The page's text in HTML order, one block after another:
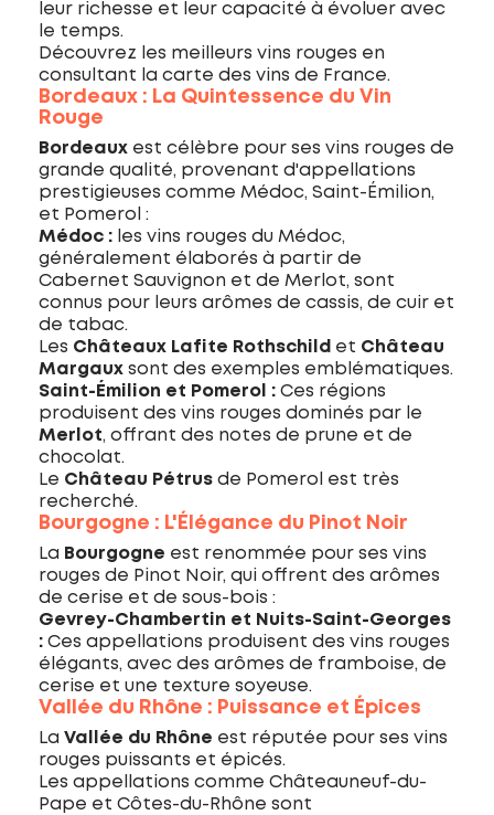
leur richesse et leur capacité à évoluer avec
le temps.
Découvrez les meilleurs vins rouges en
consultant la carte des vins de France.
Bordeaux : La Quintessence du Vin
Rouge
Bordeaux est célèbre pour ses vins rouges de
grande qualité, provenant d'appellations
prestigieuses comme Médoc, Saint-Émilion,
et Pomerol :
Médoc : les vins rouges du Médoc,
généralement élaborés à partir de
Cabernet Sauvignon et de Merlot, sont
connus pour leurs arômes de cassis, de cuir et
de tabac.
Les Châteaux Lafite Rothschild et Château
Margaux sont des exemples emblématiques.
Saint-Émilion et Pomerol : Ces régions
produisent des vins rouges dominés par le
Merlot, offrant des notes de prune et de
chocolat.
Le Château Pétrus de Pomerol est très
recherché.
Bourgogne : L'Élégance du Pinot Noir
La Bourgogne est renommée pour ses vins
rouges de Pinot Noir, qui offrent des arômes
de cerise et de sous-bois :
Gevrey-Chambertin et Nuits-Saint-Georges
: Ces appellations produisent des vins rouges
élégants, avec des arômes de framboise, de
cerise et une texture soyeuse.
Vallée du Rhône : Puissance et Épices
La Vallée du Rhône est réputée pour ses vins
rouges puissants et épicés.
Les appellations comme Châteauneuf-du-
Pape et Côtes-du-Rhône sont